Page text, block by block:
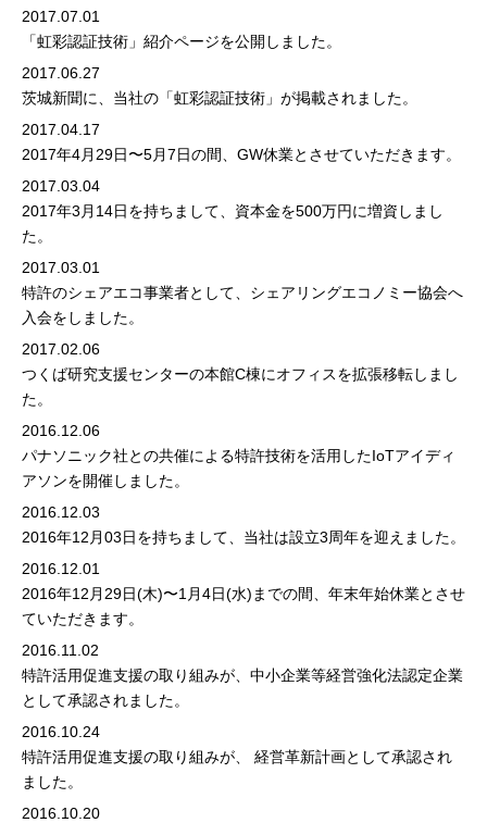
2017.07.01
「虹彩認証技術」紹介ページを公開しました。
2017.06.27
茨城新聞に、当社の「虹彩認証技術」が掲載されました。
2017.04.17
2017年4月29日〜5月7日の間、GW休業とさせていただきます。
2017.03.04
2017年3月14日を持ちまして、資本金を500万円に増資しまし
た。
2017.03.01
特許のシェアエコ事業者として、 シェアリングエコノミー協会へ
入会をしました。
2017.02.06
つくば研究支援センターの本館C棟にオフィスを拡張移転しまし
た。
2016.12.06
パナソニック社との共催による特許技術を活用したIoTアイディ
アソンを開催しました。
2016.12.03
2016年12月03日を持ちまして、当社は設立3周年を迎えました。
2016.12.01
2016年12月29日(木)〜1月4日(水)までの間、年末年始休業とさせ
ていただきます。
2016.11.02
特許活用促進支援の取り組みが、 中小企業等経営強化法認定企業
として承認されました。
2016.10.24
特許活用促進支援の取り組みが、
経営革新計画として承認され
ました。
2016.10.20